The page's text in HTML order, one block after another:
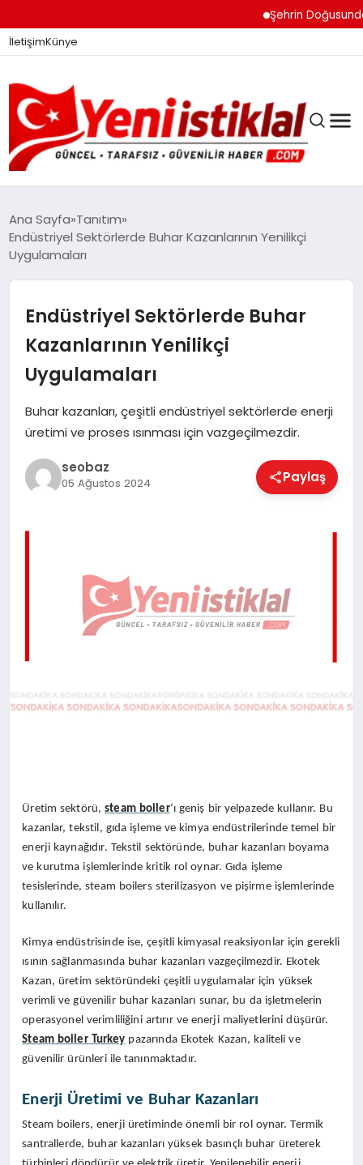
Şehrin Doğusundan
İletişimKünye
GÜNDEM
DÜNYA
EĞITIM
EKONOMI
Ana Sayfa Tanıtım
Endüstriyel Sektörlerde Buhar Kazanlarının Yenilikçi
Uygulamaları
Endüstriyel Sektörlerde Buhar
Kazanlarının Yenilikçi
Uygulamaları
Buhar kazanları, çeşitli endüstriyel sektörlerde enerji
üretimi ve proses ısınması için vazgeçilmezdir.
seobaz
05 Ağustos 2024 Paylaş
Üretim sektörü,steam boiler‘ı geniş bir yelpazede kullanır. Bu
kazanlar, tekstil, gıda işleme ve kimya endüstrilerinde temel bir
enerji kaynağıdır. Tekstil sektöründe, buhar kazanları boyama
ve kurutma işlemlerinde kritik rol oynar. Gıda işleme
tesislerinde, steam boilers sterilizasyon ve pişirme işlemlerinde
kullanılır.
Kimya endüstrisinde ise, çeşitli kimyasal reaksiyonlar için gerekli
ısının sağlanmasında buhar kazanları vazgeçilmezdir. Ekotek
Kazan, üretim sektöründeki çeşitli uygulamalar için yüksek
verimli ve güvenilir buhar kazanları sunar, bu da işletmelerin
operasyonel verimliliğini artırır ve enerji maliyetlerini düşürür.
Steam boiler Turkey pazarında Ekotek Kazan, kaliteli ve
güvenilir ürünleri ile tanınmaktadır.
Enerji Üretimi ve Buhar Kazanları
Steam boilers, enerji üretiminde önemli bir rol oynar. Termik
santrallerde, buhar kazanları yüksek basınçlı buhar üreterek